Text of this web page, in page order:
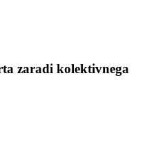
zaradi kolektivnega